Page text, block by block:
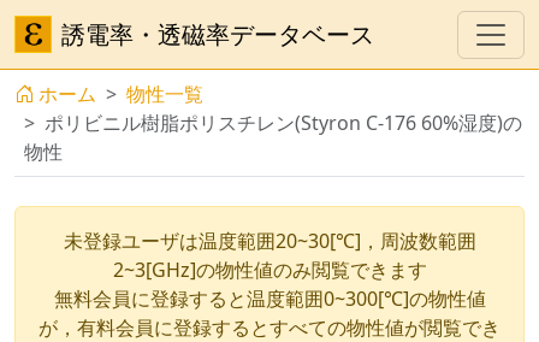
誘電率・透磁率データベース
ホーム
物性一覧
ポリビニル樹脂ポリスチレン(Styron C-176 60%湿度)の
物性
未登録ユーザは温度範囲20~30[℃]，周波数範囲
2~3[GHz]の物性値のみ閲覧できます
無料会員に登録すると温度範囲0~300[℃]の物性値
が，有料会員に登録するとすべての物性値が閲覧でき